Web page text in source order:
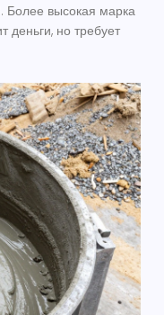
. Более высокая марка
деньги, но требует